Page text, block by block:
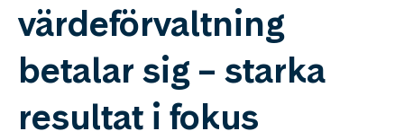
värdeförvaltning
betalar sig – starka
resultat i fokus